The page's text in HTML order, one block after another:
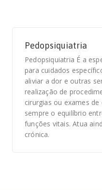
Pedopsiquiatria
Pedopsiquiatria É a
para cuidados
aliviar a dor e outras
realização de
cirurgias ou exames
sempre o equilíbrio
funções vitais. Atua
crónica.